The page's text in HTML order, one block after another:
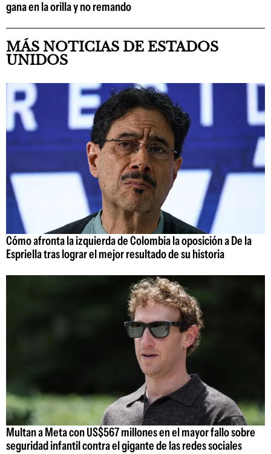
gana en la orilla y no remando
MÁS NOTICIAS DE ESTADOS
UNIDOS
Cómo afronta la izquierda de Colombia la oposición a De la
Espriella tras lograr el mejor resultado de su historia
Multan a Meta con US$567 millones en el mayor fallo sobre
seguridad infantil contra el gigante de las redes sociales